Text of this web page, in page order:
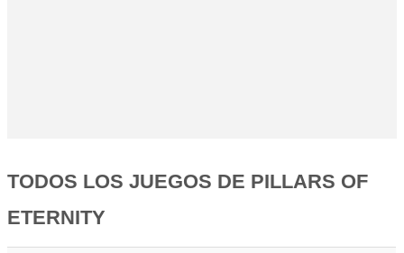
TODOS LOS JUEGOS DE PILLARS OF
ETERNITY